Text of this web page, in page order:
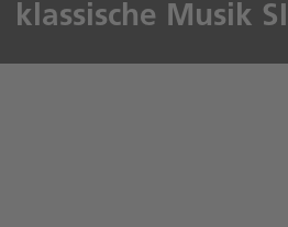
klassische Musik